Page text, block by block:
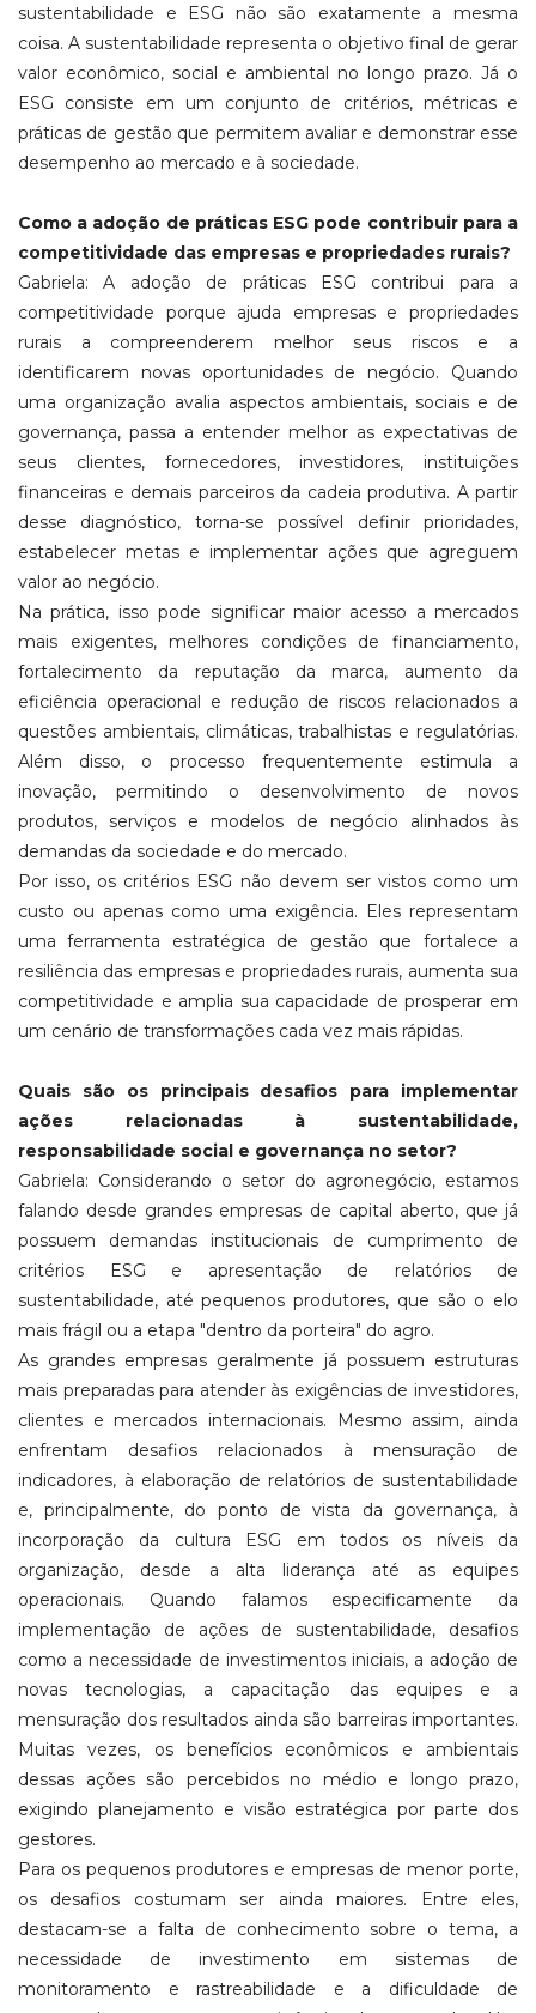
sustentabilidade e ESG não são exatamente a mesma
coisa. A sustentabilidade representa o objetivo final de gerar
valor econômico, social e ambiental no longo prazo. Já o
ESG consiste em um conjunto de critérios, métricas e
práticas de gestão que permitem avaliar e demonstrar esse
desempenho ao mercado e à sociedade.
Como a adoção de práticas ESG pode contribuir para a
competitividade das empresas e propriedades rurais?
Gabriela: A adoção de práticas ESG contribui para a
competitividade porque ajuda empresas e propriedades
rurais a compreenderem melhor seus riscos e a
identificarem novas oportunidades de negócio. Quando
uma organização avalia aspectos ambientais, sociais e de
governança, passa a entender melhor as expectativas de
seus clientes, fornecedores, investidores, instituições
financeiras e demais parceiros da cadeia produtiva. A partir
desse diagnóstico, torna-se possível definir prioridades,
estabelecer metas e implementar ações que agreguem
valor ao negócio.
Na prática, isso pode significar maior acesso a mercados
mais exigentes, melhores condições de financiamento,
fortalecimento da reputação da marca, aumento da
eficiência operacional e redução de riscos relacionados a
questões ambientais, climáticas, trabalhistas e regulatórias.
Além disso, o processo frequentemente estimula a
inovação, permitindo o desenvolvimento de novos
produtos, serviços e modelos de negócio alinhados às
demandas da sociedade e do mercado.
Por isso, os critérios ESG não devem ser vistos como um
custo ou apenas como uma exigência. Eles representam
uma ferramenta estratégica de gestão que fortalece a
resiliência das empresas e propriedades rurais, aumenta sua
competitividade e amplia sua capacidade de prosperar em
um cenário de transformações cada vez mais rápidas.
Quais são os principais desafios para implementar
ações relacionadas à sustentabilidade,
responsabilidade social e governança no setor?
Gabriela: Considerando o setor do agronegócio, estamos
falando desde grandes empresas de capital aberto, que já
possuem demandas institucionais de cumprimento de
critérios ESG e apresentação de relatórios de
sustentabilidade, até pequenos produtores, que são o elo
mais frágil ou a etapa "dentro da porteira" do agro.
As grandes empresas geralmente já possuem estruturas
mais preparadas para atender às exigências de investidores,
clientes e mercados internacionais. Mesmo assim, ainda
enfrentam desafios relacionados à mensuração de
indicadores, à elaboração de relatórios de sustentabilidade
e, principalmente, do ponto de vista da governança, à
incorporação da cultura ESG em todos os níveis da
organização, desde a alta liderança até as equipes
operacionais. Quando falamos especificamente da
implementação de ações de sustentabilidade, desafios
como a necessidade de investimentos iniciais, a adoção de
novas tecnologias, a capacitação das equipes e a
mensuração dos resultados ainda são barreiras importantes.
Muitas vezes, os benefícios econômicos e ambientais
dessas ações são percebidos no médio e longo prazo,
exigindo planejamento e visão estratégica por parte dos
gestores.
Para os pequenos produtores e empresas de menor porte,
os desafios costumam ser ainda maiores. Entre eles,
destacam-se a falta de conhecimento sobre o tema, a
necessidade de investimento em sistemas de
monitoramento e rastreabilidade e a dificuldade de